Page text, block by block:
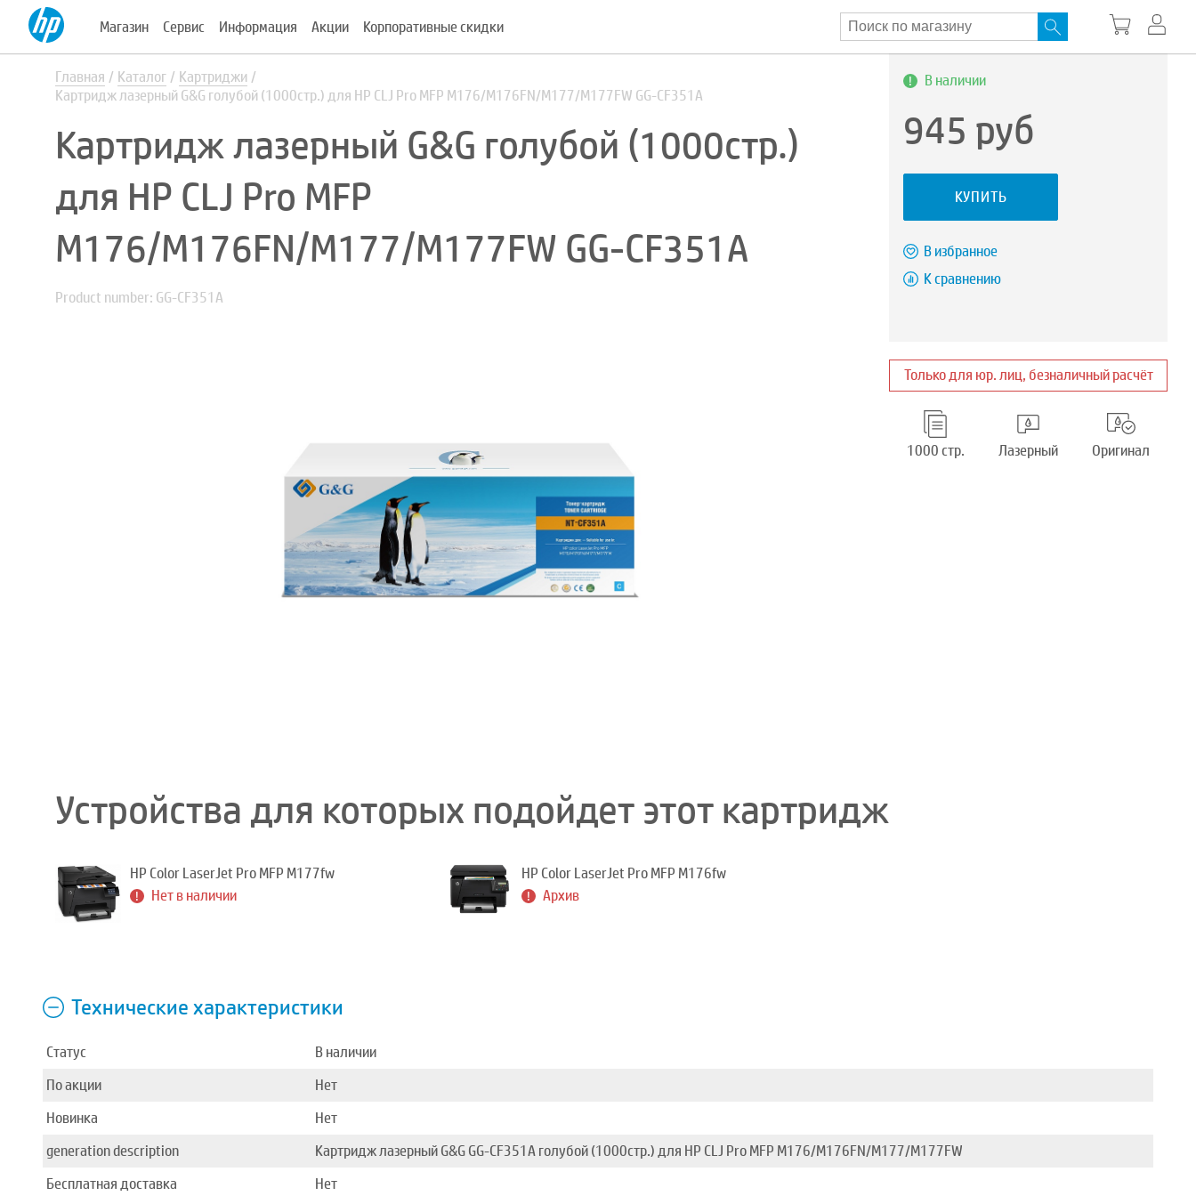
Магазин Сервис Информация Акции Корпоративные скидки
Главная Каталог
Картриджи
Картридж лазерный G&G голубой (1000стр.) для HP CLJ Pro MFP M176/M176FN/M177/M177FW GG-CF351A
Картридж лазерный G&G голубой (1000стр.)
для HP CLJ Pro MFP
M176/M176FN/M177/M177FW GG-CF351A
Product number: GG-CF351A
В наличии
945 руб
КУПИТЬ
В избранное
К сравнению
Только для юр. лиц, безналичный расчёт
1000 стр. Лазерный Оригинал
Устройства для которых подойдет этот картридж
HP Color LaserJet Pro MFP M177fw
Нет в наличии
HP Color LaserJet Pro MFP M176fw
Архив
Технические характеристики
Статус
В наличии
По акции
Нет
Новинка
Нет
generation description
Картридж лазерный G&G GG-CF351A голубой (1000стр.) для HP CLJ Pro MFP M176/M176FN/M177/M177FW
Бесплатная доставка
Нет